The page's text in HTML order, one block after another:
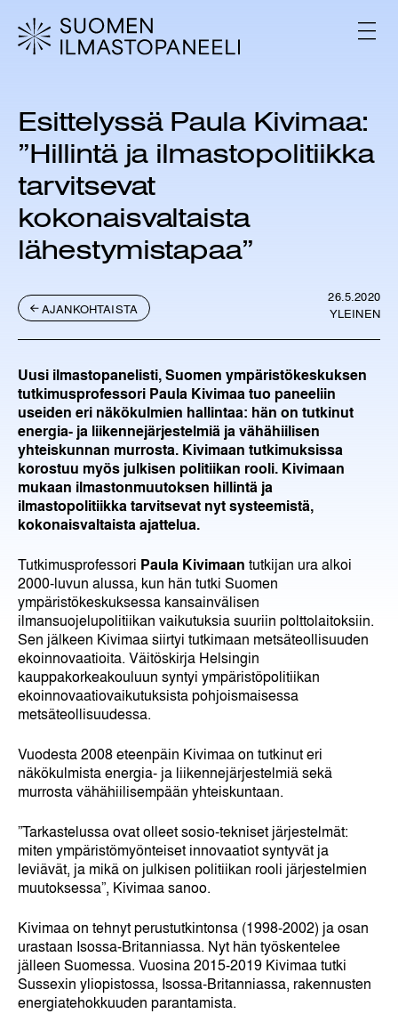
V
A
O
Esittelyssä Paula Kivimaa:
”Hillintä ja ilmastopolitiikka
tarvitsevat
kokonaisvaltaista
lähestymistapaa”
AJANKOHTAISTA
26.5.2020
YLEINEN
Uusi ilmastopanelisti, Suomen ympäristökeskuksen
tutkimusprofessori Paula Kivimaa tuo paneeliin
useiden eri näkökulmien hallintaa: hän on tutkinut
energia- ja liikennejärjestelmiä ja vähähiilisen
yhteiskunnan murrosta. Kivimaan tutkimuksissa
korostuu myös julkisen politiikan rooli. Kivimaan
mukaan ilmastonmuutoksen hillintä ja
ilmastopolitiikka tarvitsevat nyt systeemistä,
kokonaisvaltaista ajattelua.
Tutkimusprofessori Paula Kivimaan tutkijan ura alkoi
2000-luvun alussa, kun hän tutki Suomen
ympäristökeskuksessa kansainvälisen
ilmansuojelupolitiikan vaikutuksia suuriin polttolaitoksiin.
Sen jälkeen Kivimaa siirtyi tutkimaan metsäteollisuuden
ekoinnovaatioita. Väitöskirja Helsingin
kauppakorkeakouluun syntyi ympäristöpolitiikan
ekoinnovaatiovaikutuksista pohjoismaisessa
metsäteollisuudessa.
Vuodesta 2008 eteenpäin Kivimaa on tutkinut eri
näkökulmista energia- ja liikennejärjestelmiä sekä
murrosta vähähiilisempään yhteiskuntaan.
”Tarkastelussa ovat olleet sosio-tekniset järjestelmät:
miten ympäristömyönteiset innovaatiot syntyvät ja
leviävät, ja mikä on julkisen politiikan rooli järjestelmien
muutoksessa”, Kivimaa sanoo.
Kivimaa on tehnyt perustutkintonsa (1998-2002) ja osan
urastaan Isossa-Britanniassa. Nyt hän työskentelee
jälleen Suomessa. Vuosina 2015-2019 Kivimaa tutki
Sussexin yliopistossa, Isossa-Britanniassa, rakennusten
energiatehokkuuden parantamista.